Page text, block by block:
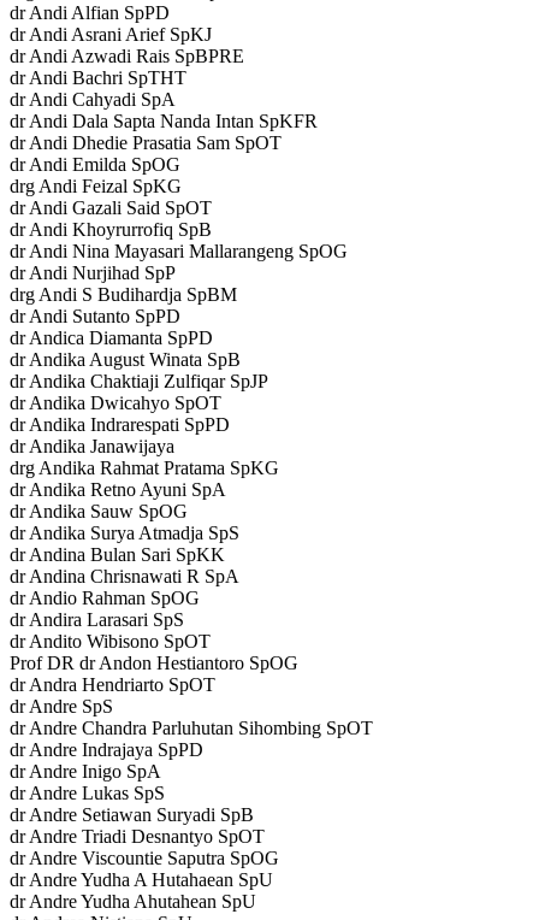
dr Andi Alfian SpPD
dr Andi Asrani Arief SpKJ
dr Andi Azwadi Rais SpBPRE
dr Andi Bachri SpTHT
dr Andi Cahyadi SpA
dr Andi Dala Sapta Nanda Intan SpKFR
dr Andi Dhedie Prasatia Sam SpOT
dr Andi Emilda SpOG
drg Andi Feizal SpKG
dr Andi Gazali Said SpOT
dr Andi Khoyrurrofiq SpB
dr Andi Nina Mayasari Mallarangeng SpOG
dr Andi Nurjihad SpP
drg Andi S Budihardja SpBM
dr Andi Sutanto SpPD
dr Andica Diamanta SpPD
dr Andika August Winata SpB
dr Andika Chaktiaji Zulfiqar SpJP
dr Andika Dwicahyo SpOT
dr Andika Indrarespati SpPD
dr Andika Janawijaya
drg Andika Rahmat Pratama SpKG
dr Andika Retno Ayuni SpA
dr Andika Sauw SpOG
dr Andika Surya Atmadja SpS
dr Andina Bulan Sari SpKK
dr Andina Chrisnawati R SpA
dr Andio Rahman SpOG
dr Andira Larasari SpS
dr Andito Wibisono SpOT
Prof DR dr Andon Hestiantoro SpOG
dr Andra Hendriarto SpOT
dr Andre SpS
dr Andre Chandra Parluhutan Sihombing SpOT
dr Andre Indrajaya SpPD
dr Andre Inigo SpA
dr Andre Lukas SpS
dr Andre Setiawan Suryadi SpB
dr Andre Triadi Desnantyo SpOT
dr Andre Viscountie Saputra SpOG
dr Andre Yudha A Hutahaean SpU
dr Andre Yudha Ahutahean SpU